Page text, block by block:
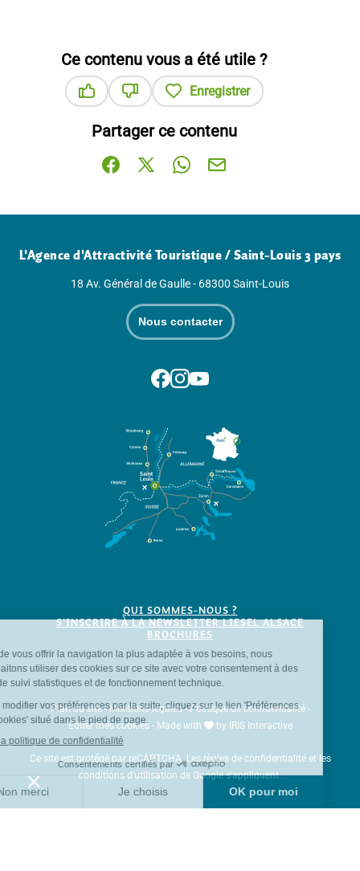
Ce contenu vous a été utile ?
Enregistrer
Partager ce contenu
Partager sur Facebook (nouvelle fenêtre)
Partager sur X / Twitter (nouvelle
Partager sur WhatsApp
Partager par mail
L'Agence d'Attractivité Touristique / Saint-Louis 3 pays
18 Av. Général de Gaulle - 68300 Saint-Louis
Nous contacter
Suivez-nous sur Facebook
Suivez-nous sur Instagram
Suivez-nous sur Youtube
QUI SOMMES-NOUS ?
S'INSCRIRE À LA NEWSLETTER LIESEL ALSACE
BROCHURES
Plan du site - Mentions légales - Politique de confidentialité -
Éditer mes cookies - Made with by IRIS Interactive
Ce site est protégé par reCAPTCHA. Les règles de confidentialitéet les
conditions d'utilisation de Google s'appliquent.